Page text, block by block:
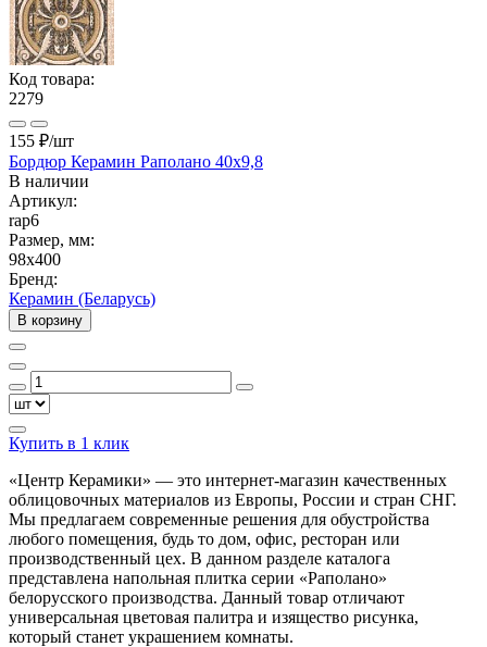
Код товара:
2279
155 ₽/шт
Бордюр Керамин Раполано 40х9,8
В наличии
Артикул:
rap6
Размер, мм:
98x400
Бренд:
Керамин (Беларусь)
В корзину
Купить в 1 клик
«Центр Керамики» — это интернет-магазин качественных
облицовочных материалов из Европы, России и стран СНГ.
Мы предлагаем современные решения для обустройства
любого помещения, будь то дом, офис, ресторан или
производственный цех. В данном разделе каталога
представлена напольная плитка серии «Раполано»
белорусского производства. Данный товар отличают
универсальная цветовая палитра и изящество рисунка,
который станет украшением комнаты.